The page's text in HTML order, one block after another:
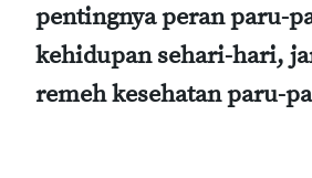
pentingnya peran paru-
kehidupan sehari-hari,
remeh kesehatan paru-